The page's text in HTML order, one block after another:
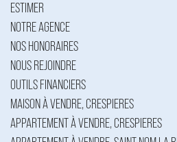
ESTIMER
NOTRE AGENCE
NOS HONORAIRES
NOUS REJOINDRE
OUTILS FINANCIERS
MAISON À VENDRE, CRESPIERES
APPARTEMENT À VENDRE, CRESPIERES